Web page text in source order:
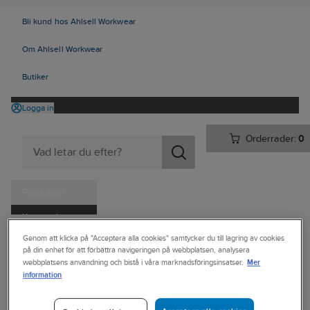
Bli kund hos Ahlsell Workwear
Om Ahlsell Workwear
Butiker
Logga in
Orderrader:0
Kampanjer
Tjänster
Kataloger
Ahlsell Produkter Personligt skydd Skor
Sulor och tillbehör
Inläggssulor
Foder/Socka
Genom att klicka på "Acceptera alla cookies" samtycker du till lagring av cookies
på din enhet för att förbättra navigeringen på webbplatsen, analysera
webbplatsens användning och bistå i våra marknadsföringsinsatser. Mer
information